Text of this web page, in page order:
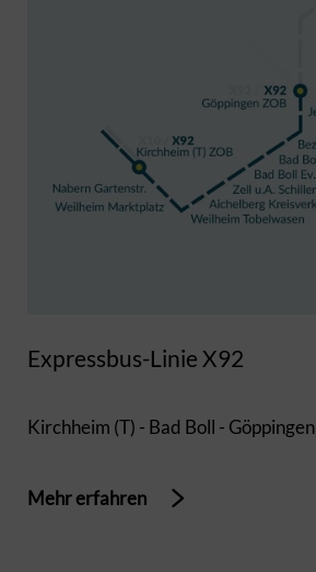
Expressbus-Linie X92
Kirchheim (T) - Bad Boll - Göppingen
Mehr erfahren